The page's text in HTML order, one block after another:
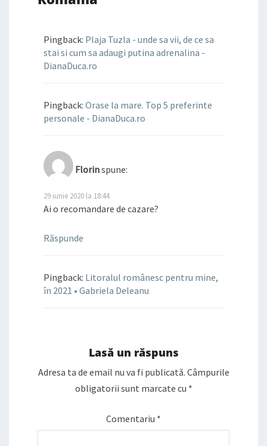
Pingback: Plaja Tuzla - unde sa vii, de ce sa
stai si cum sa adaugi putina adrenalina -
DianaDuca.ro
Pingback: Orase la mare. Top 5 preferinte
personale - DianaDuca.ro
Florinspune:
29 iunie 2020 la 18:44
Ai o recomandare de cazare?
Răspunde
Pingback: Litoralul românesc pentru mine,
în 2021 • Gabriela Deleanu
Lasă un răspuns
Adresa ta de email nu va fi publicată. Câmpurile
obligatorii sunt marcate cu *
Comentariu *